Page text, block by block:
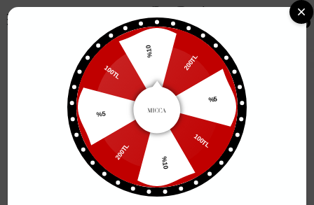
0
%10
200TL
%5
100TL
%10
200TL
100TL